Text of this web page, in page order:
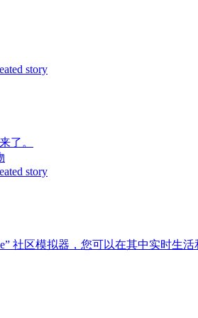
了。
社区模拟器，您可以在其中实时生活